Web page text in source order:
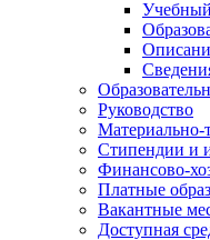
Руководство
Материально-
Стипендии и
Финансово-
Платные
Вакантные
Доступная